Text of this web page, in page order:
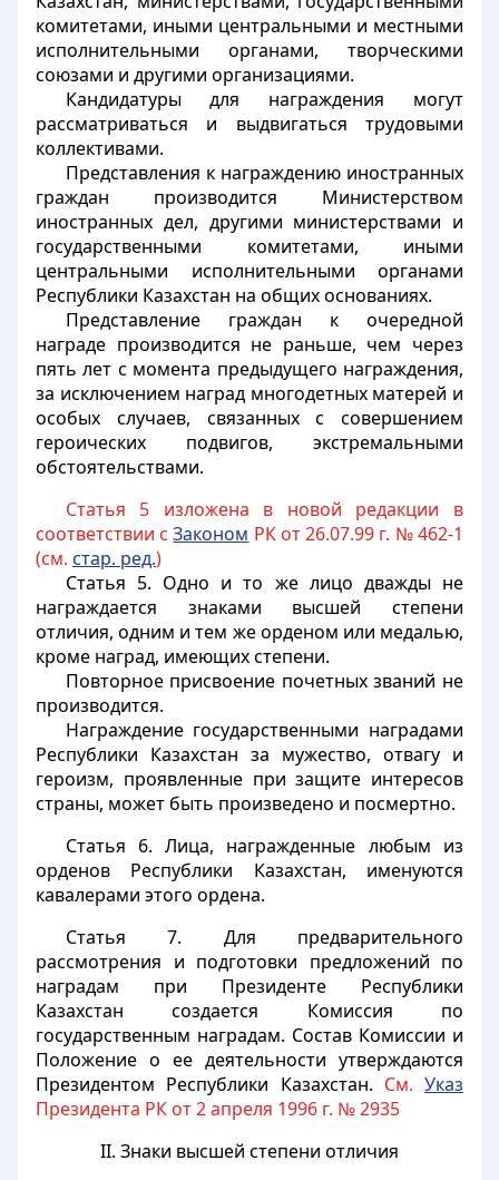
комитетами, иными центральными и местными
исполнительными органами, творческими
союзами и другими организациями.
Кандидатуры для награждения могут
рассматриваться и выдвигаться трудовыми
коллективами.
Представления к награждению иностранных
граждан производится Министерством
иностранных дел, другими министерствами и
государственными комитетами, иными
центральными исполнительными органами
Республики Казахстан на общих основаниях.
Представление граждан к очередной
награде производится не раньше, чем через
пять лет с момента предыдущего награждения,
за исключением наград многодетных матерей и
особых случаев, связанных с совершением
героических подвигов, экстремальными
обстоятельствами.
Статья 5 изложена в новой редакции в
соответствии сЗаконом РК от 26.07.99 г. № 462-1
(см. стар. ред.)
Статья 5. Одно и то же лицо дважды не
награждается знаками высшей степени
отличия, одним и тем же орденом или медалью,
кроме наград, имеющих степени.
Повторное присвоение почетных званий не
производится.
Награждение государственными наградами
Республики Казахстан за мужество, отвагу и
героизм, проявленные при защите интересов
страны, может быть произведено и посмертно.
Статья 6. Лица, награжденные любым из
орденов Республики Казахстан, именуются
кавалерами этого ордена.
Статья 7. Для предварительного
рассмотрения и подготовки предложений по
наградам при Президенте Республики
Казахстан создается Комиссия по
государственным наградам. Состав Комиссии и
Положение о ее деятельности утверждаются
Президентом Республики Казахстан. См. Указ
Президента РК от 2 апреля 1996 г. № 2935
II. Знаки высшей степени отличия